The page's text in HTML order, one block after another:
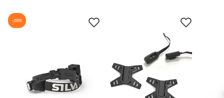
Vegard S
Bekreftet kjøper
No colour
-35%